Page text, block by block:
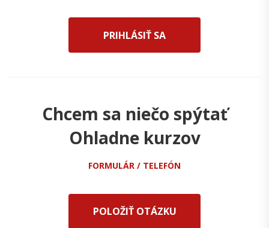
PRIHLÁSIŤ SA
Chcem sa niečo spýtať
Ohladne kurzov
FORMULÁR / TELEFÓN
POLOŽIŤ OTÁZKU